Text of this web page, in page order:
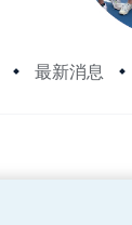
最新消息